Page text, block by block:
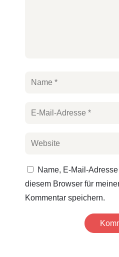
Name, E-Mail-
diesem Browser für
Kommentar speichern.